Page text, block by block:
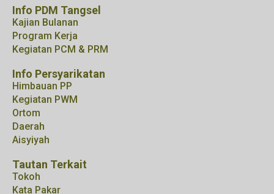
Info PDM Tangsel
Kajian Bulanan
Program Kerja
Kegiatan PCM & PRM
Info Persyarikatan
Himbauan PP
Kegiatan PWM
Ortom
Daerah
Aisyiyah
Tautan Terkait
Tokoh
Kata Pakar